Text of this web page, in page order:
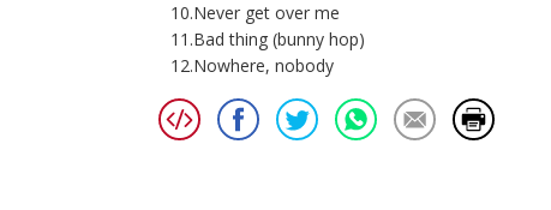
10.Never get over me
11.Bad thing (bunny hop)
12.Nowhere, nobody